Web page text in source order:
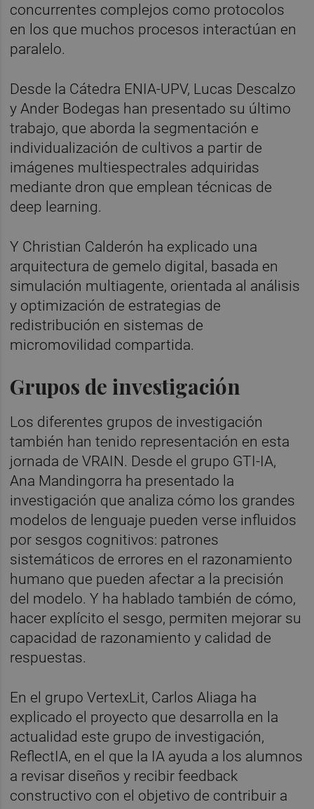
concurrentes complejos como protocolos
en los que muchos procesos interactúan en
paralelo.
Desde la Cátedra ENIA-UPV, Lucas Descalzo
y Ander Bodegas han presentado su último
trabajo, que aborda la segmentación e
individualización de cultivos a partir de
imágenes multiespectrales adquiridas
mediante dron que emplean técnicas de
deep learning.
Y Christian Calderón ha explicado una
arquitectura de gemelo digital, basada en
simulación multiagente, orientada al análisis
y optimización de estrategias de
redistribución en sistemas de
micromovilidad compartida.
Grupos de investigación
Los diferentes grupos de investigación
también han tenido representación en esta
jornada de VRAIN. Desde el grupo GTI-IA,
Ana Mandingorra ha presentado la
investigación que analiza cómo los grandes
modelos de lenguaje pueden verse influidos
por sesgos cognitivos: patrones
sistemáticos de errores en el razonamiento
humano que pueden afectar a la precisión
del modelo. Y ha hablado también de cómo,
hacer explícito el sesgo, permiten mejorar su
capacidad de razonamiento y calidad de
respuestas.
En el grupo VertexLit, Carlos Aliaga ha
explicado el proyecto que desarrolla en la
actualidad este grupo de investigación,
ReflectIA, en el que la IA ayuda a los alumnos
a revisar diseños y recibir feedback
constructivo con el objetivo de contribuir a